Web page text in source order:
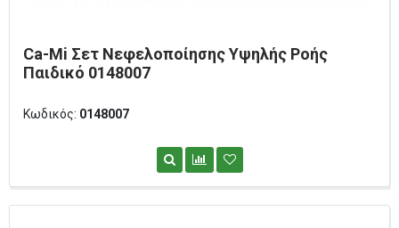
Ca-Mi Σετ Νεφελοποίησης Υψηλής Ροής
Παιδικό 0148007
Κωδικός: 0148007